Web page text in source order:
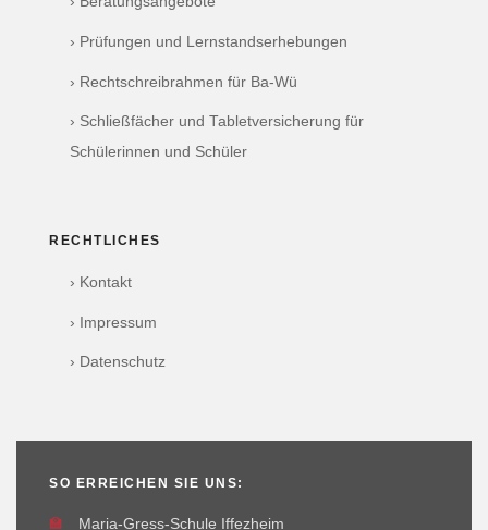
› Prüfungen und Lernstandserhebungen
› Rechtschreibrahmen für Ba-Wü
› Schließfächer und Tabletversicherung für
Schülerinnen und Schüler
RECHTLICHES
› Kontakt
› Impressum
› Datenschutz
SO ERREICHEN SIE UNS:
🏫 Maria-Gress-Schule Iffezheim